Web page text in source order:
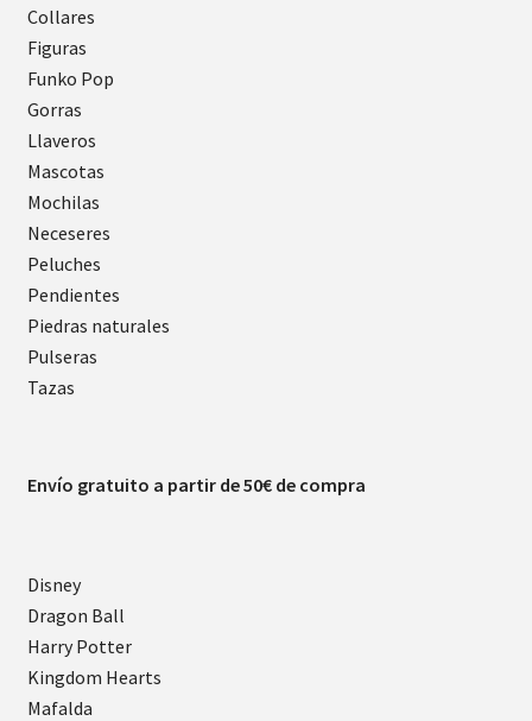
Collares
Figuras
Funko Pop
Gorras
Llaveros
Mascotas
Mochilas
Neceseres
Peluches
Pendientes
Piedras naturales
Pulseras
Tazas
Envío gratuito a partir de 50€ de compra
Disney
Dragon Ball
Harry Potter
Kingdom Hearts
Mafalda